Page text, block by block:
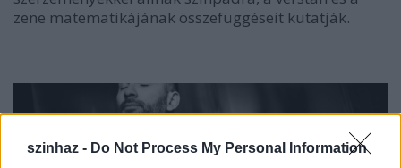
szinhaz - Do Not Process My Personal Information
zene matematikájának összefüggéseit kutatják.